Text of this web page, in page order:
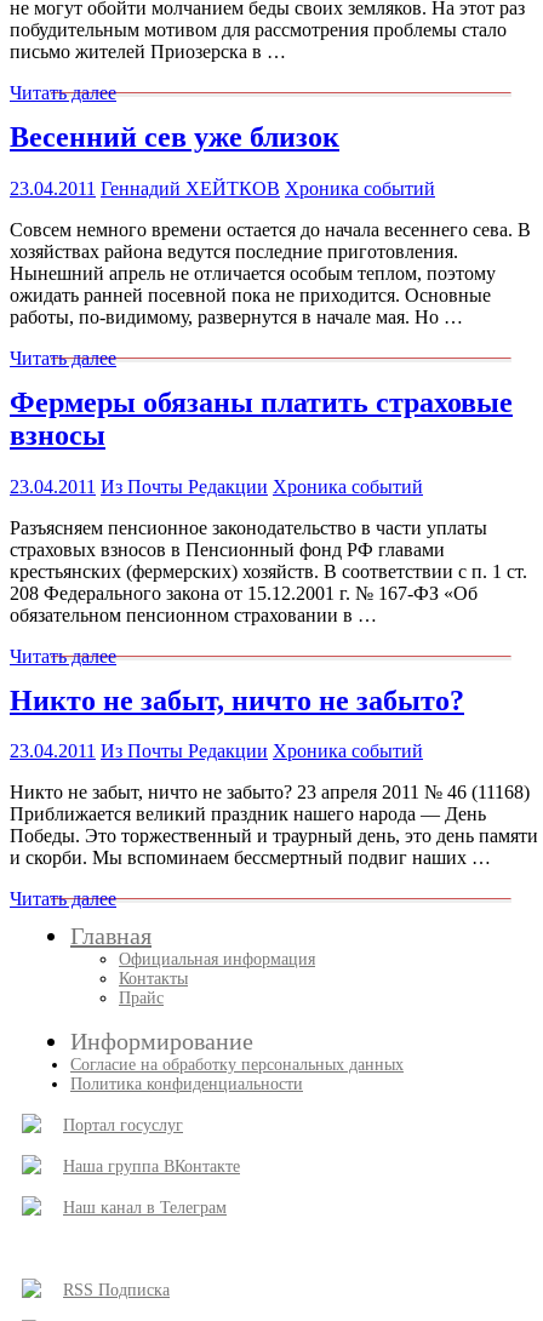
не могут обойти молчанием беды своих земляков. На этот раз
побудительным мотивом для рассмотрения проблемы стало
письмо жителей Приозерска в …
Читать далее
Весенний сев уже близок
23.04.2011 Геннадий ХЕЙТКОВ Хроника событий
Совсем немного времени остается до начала весеннего сева. В
хозяйствах района ведутся последние приготовления.
Нынешний апрель не отличается особым теплом, поэтому
ожидать ранней посевной пока не приходится. Основные
работы, по-видимому, развернутся в начале мая. Но …
Читать далее
Фермеры обязаны платить страховые
взносы
23.04.2011 Из Почты Редакции Хроника событий
Разъясняем пенсионное законодательство в части уплаты
страховых взносов в Пенсионный фонд РФ главами
крестьянских (фермерских) хозяйств. В соответствии с п. 1 ст.
208 Федерального закона от 15.12.2001 г. № 167-ФЗ «Об
обязательном пенсионном страховании в …
Читать далее
Никто не забыт, ничто не забыто?
23.04.2011 Из Почты Редакции Хроника событий
Никто не забыт, ничто не забыто? 23 апреля 2011 № 46 (11168)
Приближается великий праздник нашего народа — День
Победы. Это торжественный и траурный день, это день памяти
и скорби. Мы вспоминаем бессмертный подвиг наших …
Читать далее
Главная
Официальная информация
Контакты
Прайс
Информирование
Согласие на обработку персональных данных
Политика конфиденциальности
Портал госуслуг
Наша группа ВКонтакте
Наш канал в Телеграм
RSS Подписка